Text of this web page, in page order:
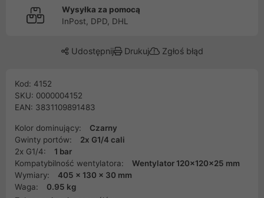
Wysyłka za pomocą
InPost, DPD, DHL
Udostępnij Drukuj Zgłoś błąd
Kod: 4152
SKU: 0000004152
EAN: 3831109891483
Kolor dominujący:
Czarny
Gwinty portów:
2x G1/4 cali
2x G1/4:
1 bar
Kompatybilność wentylatora:
Wentylator 120x120x25 mm
Wymiary:
405 x 130 x 30 mm
Waga:
0.95 kg